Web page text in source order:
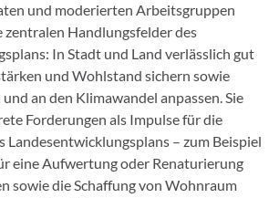
und moderierten Arbeitsgruppen
Handlungsfelder des
In Stadt und Land verlässlich gut
und Wohlstand sichern sowie
an den Klimawandel anpassen. Sie
Forderungen als Impulse für die
Landesentwicklungsplans – zum Beispiel
eine Aufwertung oder Renaturierung
sowie die Schaffung von Wohnraum